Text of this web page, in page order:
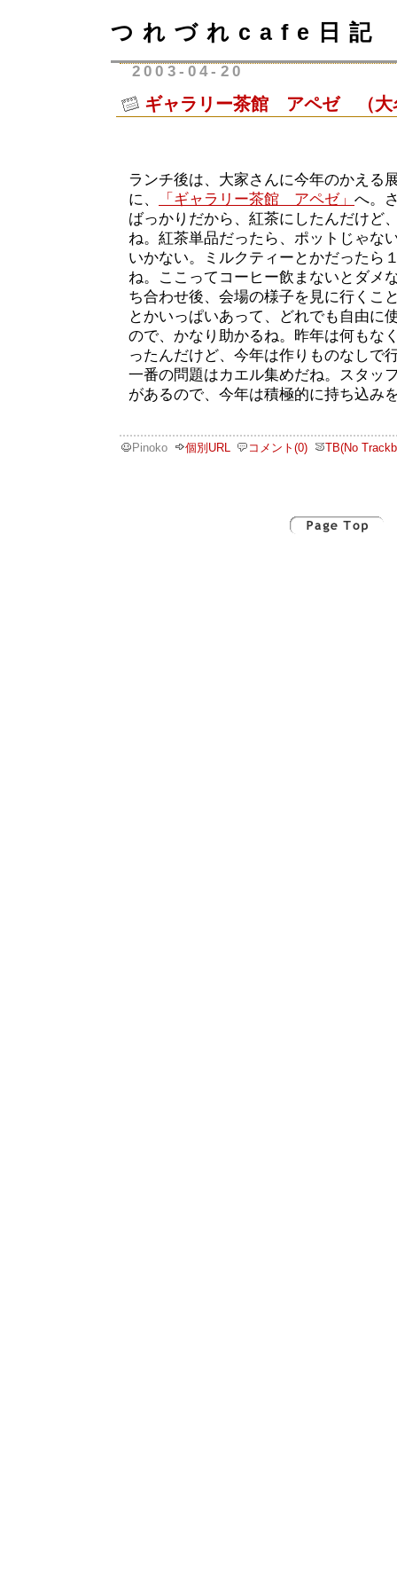
つれづれcafe日記
2003-04-20
ギャラリー茶館 アペゼ （大
ランチ後は、大家さんに今年のかえる
に、
「ギャラリー茶館 アペゼ」 へ。
ばっかりだから、紅茶にしたんだけど
ね。紅茶単品だったら、ポットじゃな
いかない。ミルクティーとかだったら
ね。ここってコーヒー飲まないとダメ
ち合わせ後、会場の様子を見に行くこ
とかいっぱいあって、どれでも自由に
ので、かなり助かるね。昨年は何もな
ったんだけど、今年は作りものなしで
一番の問題はカエル集めだね。スタッ
があるので、今年は積極的に持ち込み
Pinoko 個別URL コメント(0) TB(No